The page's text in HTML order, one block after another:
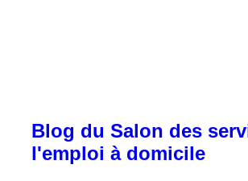
Blog du Salon des
l'emploi à domicile